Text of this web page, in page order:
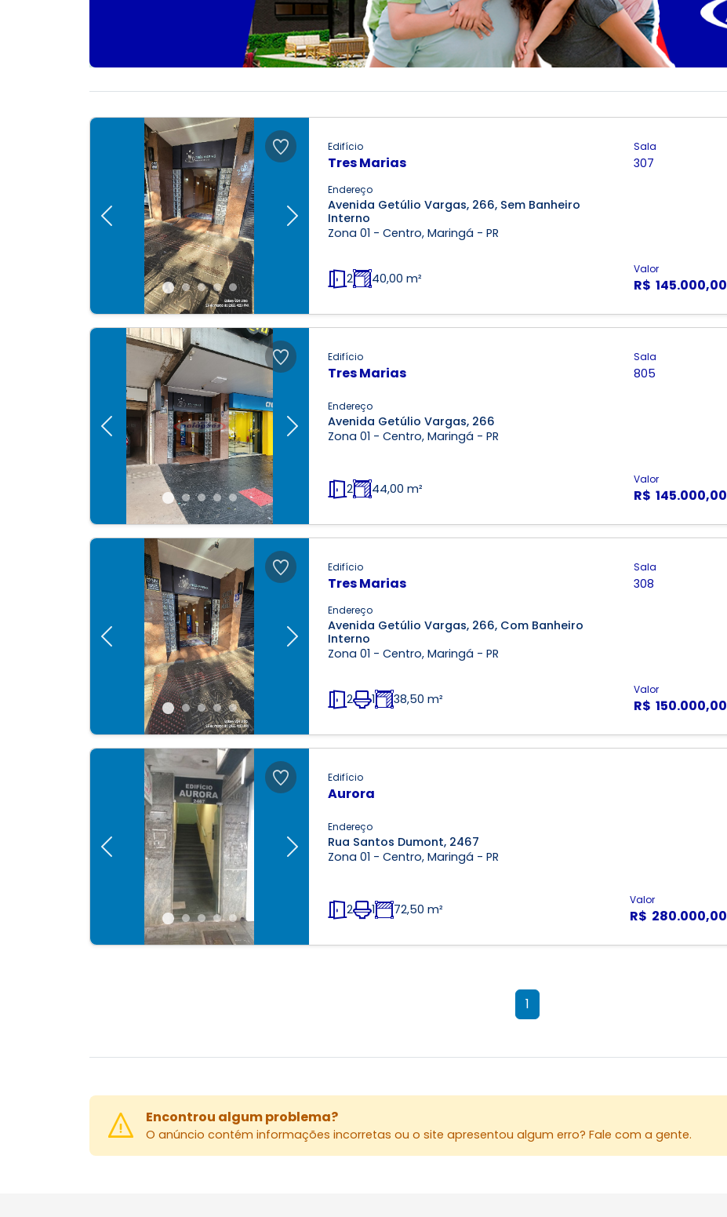
Previous Next
Edifício
Tres Marias
Endereço
Avenida Getúlio Vargas, 266, Sem Banheiro
Interno
Zona 01 - Centro, Maringá - PR
2 40,00 m²
Valor
R$ 145.000,00
Sala
307
Previous Next
Edifício
Tres Marias
Endereço
Avenida Getúlio Vargas, 266
Zona 01 - Centro, Maringá - PR
2 44,00 m²
Valor
R$ 145.000,00
Sala
805
Previous Next
Edifício
Tres Marias
Endereço
Avenida Getúlio Vargas, 266, Com Banheiro
Interno
Zona 01 - Centro, Maringá - PR
2 1 38,50 m²
Valor
R$ 150.000,00
Sala
308
Previous Next
Edifício
Aurora
Endereço
Rua Santos Dumont, 2467
Zona 01 - Centro, Maringá - PR
2 1 72,50 m²
Valor
R$ 280.000,00
1
Encontrou algum problema?
O anúncio contém informações incorretas ou o site apresentou algum erro? Fale com a gente.